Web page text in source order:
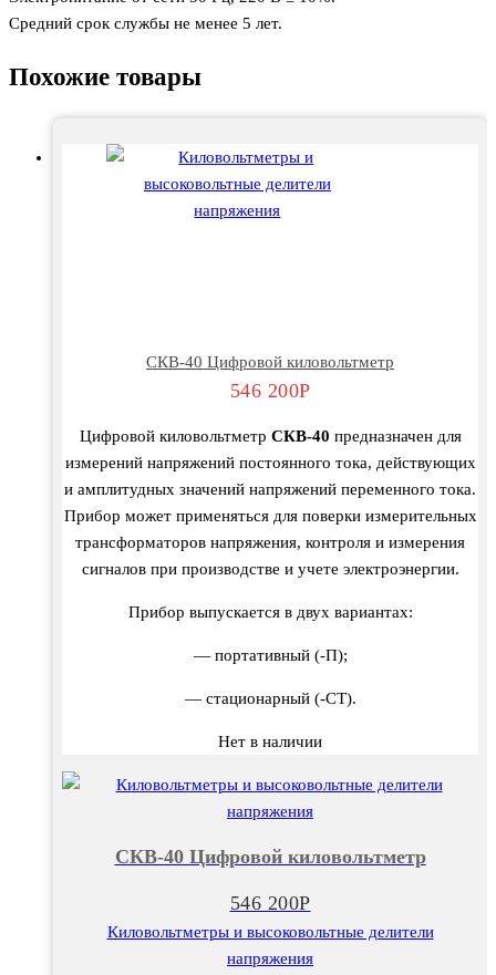
Средний срок службы не менее 5 лет.
Похожие товары
СКВ-40 Цифровой киловольтметр
546 200Р
Цифровой киловольтметр СКВ-40 предназначен для
измерений напряжений постоянного тока, действующих
и амплитудных значений напряжений переменного тока.
Прибор может применяться для поверки измерительных
трансформаторов напряжения, контроля и измерения
сигналов при производстве и учете электроэнергии.
Прибор выпускается в двух вариантах:
— портативный (-П);
— стационарный (-СТ).
Нет в наличии
СКВ-40 Цифровой киловольтметр
546 200Р
Киловольтметры и высоковольтные делители
напряжения